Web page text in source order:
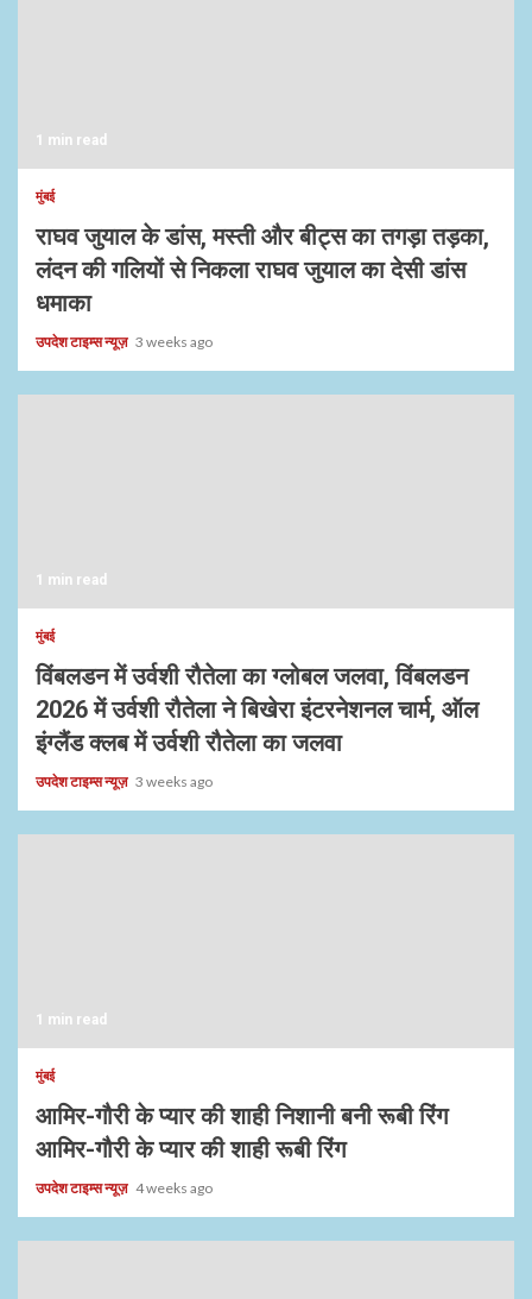
1 min read
मुंबई
राघव जुयाल के डांस, मस्ती और बीट्स का तगड़ा तड़का,
लंदन की गलियों से निकला राघव जुयाल का देसी डांस
धमाका
उपदेश टाइम्स न्यूज़ 3 weeks ago
1 min read
मुंबई
विंबलडन में उर्वशी रौतेला का ग्लोबल जलवा, विंबलडन
2026 में उर्वशी रौतेला ने बिखेरा इंटरनेशनल चार्म, ऑल
इंग्लैंड क्लब में उर्वशी रौतेला का जलवा
उपदेश टाइम्स न्यूज़ 3 weeks ago
1 min read
मुंबई
आमिर-गौरी के प्यार की शाही निशानी बनी रूबी रिंग
आमिर-गौरी के प्यार की शाही रूबी रिंग
उपदेश टाइम्स न्यूज़ 4 weeks ago